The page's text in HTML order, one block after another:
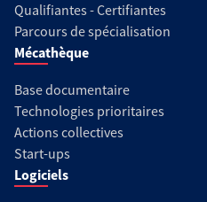
Qualifiantes - Certifiantes
Parcours de spécialisation
Mécathèque
Base documentaire
Technologies prioritaires
Actions collectives
Start-ups
Logiciels